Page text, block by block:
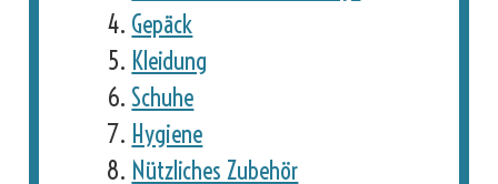
Gepäck
Kleidung
Schuhe
Hygiene
Nützliches Zubehör